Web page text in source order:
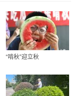
“啃秋”迎立秋